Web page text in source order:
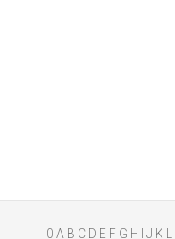
0 A B C D E F G H J K